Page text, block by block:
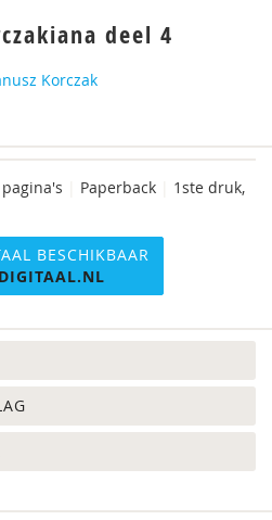
deel 4
Korczak
Paperback
1ste druk,
BESCHIKBAAR